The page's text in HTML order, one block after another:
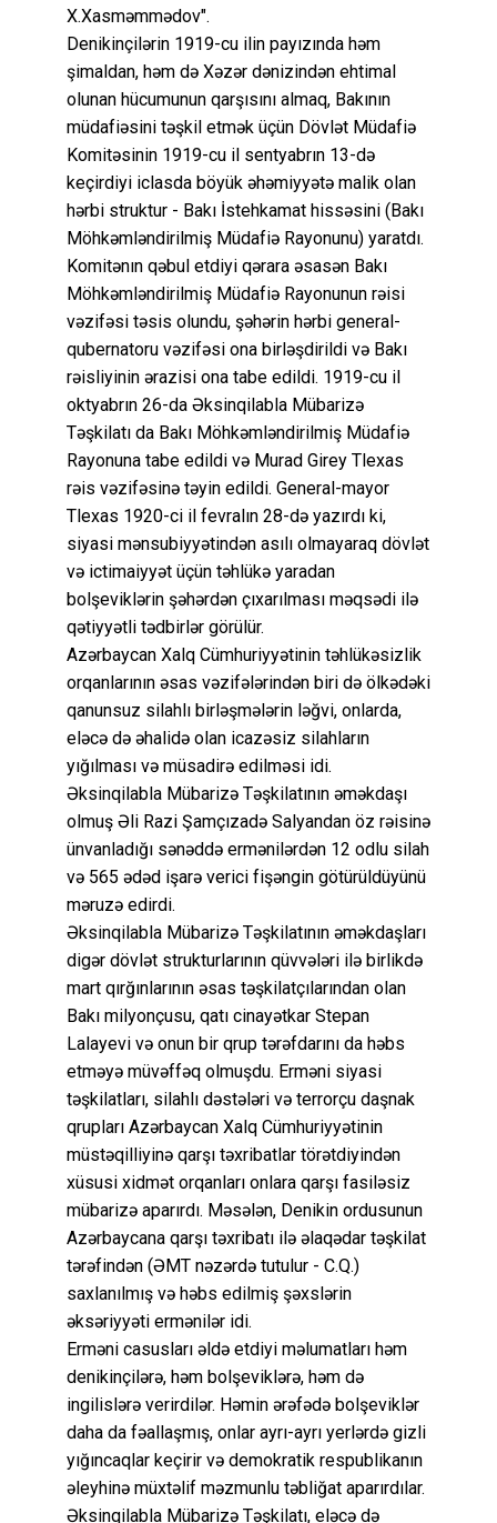
X.Xasməmmədov".
Denikinçilərin 1919-cu ilin payızında həm
şimaldan, həm də Xəzər dənizindən ehtimal
olunan hücumunun qarşısını almaq, Bakının
müdafiəsini təşkil etmək üçün Dövlət Müdafiə
Komitəsinin 1919-cu il sentyabrın 13-də
keçirdiyi iclasda böyük əhəmiyyətə malik olan
hərbi struktur - Bakı İstehkamat hissəsini (Bakı
Möhkəmləndirilmiş Müdafiə Rayonunu) yaratdı.
Komitənın qəbul etdiyi qərara əsasən Bakı
Möhkəmləndirilmiş Müdafiə Rayonunun rəisi
vəzifəsi təsis olundu, şəhərin hərbi general-
qubernatoru vəzifəsi ona birləşdirildi və Bakı
rəisliyinin ərazisi ona tabe edildi. 1919-cu il
oktyabrın 26-da Əksinqilabla Mübarizə
Təşkilatı da Bakı Möhkəmləndirilmiş Müdafiə
Rayonuna tabe edildi və Murad Girey Tlexas
rəis vəzifəsinə təyin edildi. General-mayor
Tlexas 1920-ci il fevralın 28-də yazırdı ki,
siyasi mənsubiyyətindən asılı olmayaraq dövlət
və ictimaiyyət üçün təhlükə yaradan
bolşeviklərin şəhərdən çıxarılması məqsədi ilə
qətiyyətli tədbirlər görülür.
Azərbaycan Xalq Cümhuriyyətinin təhlükəsizlik
orqanlarının əsas vəzifələrindən biri də ölkədəki
qanunsuz silahlı birləşmələrin ləğvi, onlarda,
eləcə də əhalidə olan icazəsiz silahların
yığılması və müsadirə edilməsi idi.
Əksinqilabla Mübarizə Təşkilatının əməkdaşı
olmuş Əli Razi Şamçızadə Salyandan öz rəisinə
ünvanladığı sənəddə ermənilərdən 12 odlu silah
və 565 ədəd işarə verici fişəngin götürüldüyünü
məruzə edirdi.
Əksinqilabla Mübarizə Təşkilatının əməkdaşları
digər dövlət strukturlarının qüvvələri ilə birlikdə
mart qırğınlarının əsas təşkilatçılarından olan
Bakı milyonçusu, qatı cinayətkar Stepan
Lalayevi və onun bir qrup tərəfdarını da həbs
etməyə müvəffəq olmuşdu. Erməni siyasi
təşkilatları, silahlı dəstələri və terrorçu daşnak
qrupları Azərbaycan Xalq Cümhuriyyətinin
müstəqilliyinə qarşı təxribatlar törətdiyindən
xüsusi xidmət orqanları onlara qarşı fasiləsiz
mübarizə aparırdı. Məsələn, Denikin ordusunun
Azərbaycana qarşı təxribatı ilə əlaqədar təşkilat
tərəfindən (ƏMT nəzərdə tutulur - C.Q.)
saxlanılmış və həbs edilmiş şəxslərin
əksəriyyəti ermənilər idi.
Erməni casusları əldə etdiyi məlumatları həm
denikinçilərə, həm bolşeviklərə, həm də
ingilislərə verirdilər. Həmin ərəfədə bolşeviklər
daha da fəallaşmış, onlar ayrı-ayrı yerlərdə gizli
yığıncaqlar keçirir və demokratik respublikanın
əleyhinə müxtəlif məzmunlu təbliğat aparırdılar.
Əksinqilabla Mübarizə Təşkilatı, eləcə də